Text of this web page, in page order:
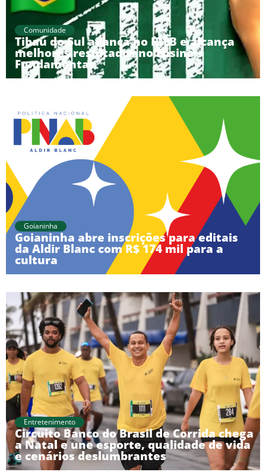
Comunidade
Tibau do Sul avança no IDEB e alcança
melhores resultados no Ensino
Fundamental
Goianinha
Goianinha abre inscrições para editais
da Aldir Blanc com R$ 174 mil para a
cultura
Entretenimento
Circuito Banco do Brasil de Corrida chega
a Natal e une esporte, qualidade de vida
e cenários deslumbrantes